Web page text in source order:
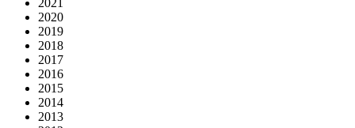
2021
2020
2019
2018
2017
2016
2015
2014
2013